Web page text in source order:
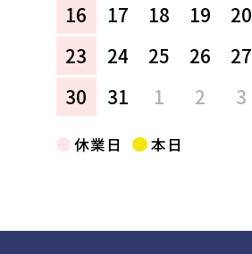
16
17 18 19 20
23
24 25 26 27
30
31 1 2 3
休業日 本日